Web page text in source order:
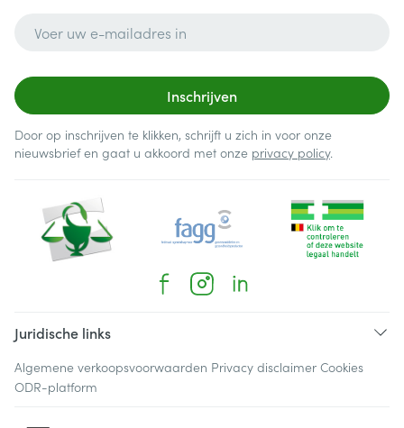
Inschrijven
Door op inschrijven te klikken, schrijft u zich in voor onze
nieuwsbrief en gaat u akkoord met onze privacy policy.
Juridische links
Algemene verkoopsvoorwaarden Privacy disclaimer Cookies
ODR-platform